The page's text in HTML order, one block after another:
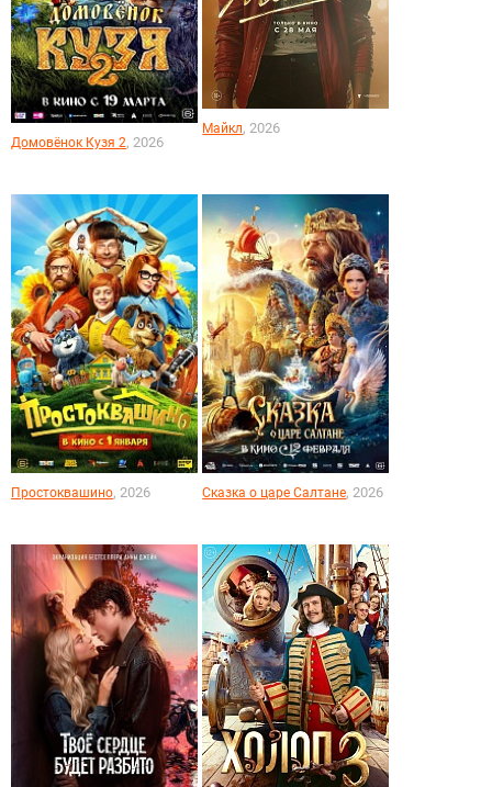
Домовёнок Кузя 2, 2026
Майкл, 2026
Простоквашино, 2026 Сказка о царе Салтане, 2026